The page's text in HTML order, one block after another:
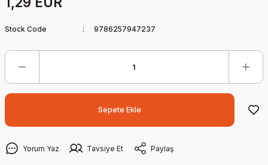
Stock Code 9786257947237
Sepete Ekle
Yorum Yaz Tavsiye Et Paylaş